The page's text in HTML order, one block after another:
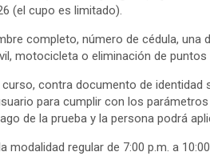
(el cupo es limitado).
completo, número de cédula,
motocicleta o eliminación de puntos
curso, contra documento de
para cumplir con los
de la prueba y la persona podrá
modalidad regular de 7:00 p.m. a